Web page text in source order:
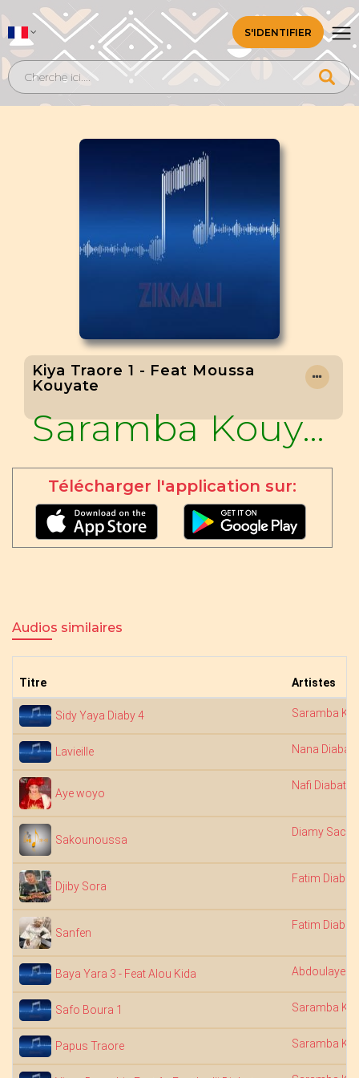
S'IDENTIFIER
Kiya Traore 1 - Feat Moussa
Kouyate
Saramba Kouyaté
Télécharger l'application sur:
Audios similaires
Titre Artistes
Sidy Yaya Diaby 4 Saramba
Lavieille Nana Diabaté
Aye woyo
Nafi Diabaté
Sakounoussa
Diamy Sacko
Djiby Sora
Fatim
Sanfen
Fatim
Baya Yara 3 - Feat Alou Kida Abdoulaye
Safo Boura 1 Saramba
Papus Traore Saramba